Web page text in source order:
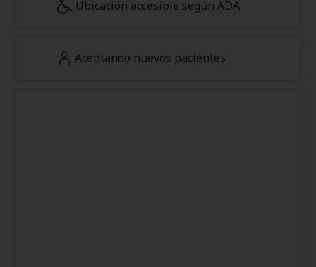
Ubicación accesible según ADA
Aceptando nuevos pacientes